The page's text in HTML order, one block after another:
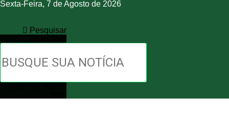
Sexta-Feira, 7 de Agosto de 2026
Pesquisar